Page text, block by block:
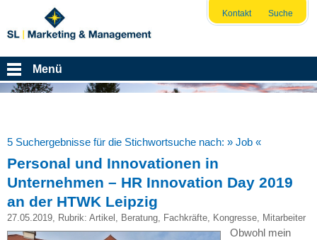
Kontakt Suche
Menü
5 Suchergebnisse für die Stichwortsuche nach: » Job «
Personal und Innovationen in
Unternehmen – HR Innovation Day 2019
an der HTWK Leipzig
27.05.2019, Rubrik: Artikel , Beratung, Fachkräfte, Kongresse, Mitarbeiter
Obwohl mein